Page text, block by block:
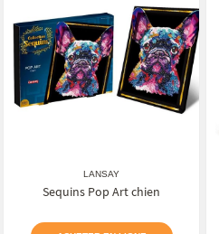
LANSAY
Sequins Pop Art chien